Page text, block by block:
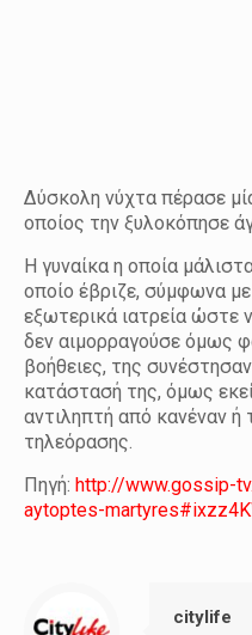
Δύσκολη νύχτα πέρασε
οποίος την ξυλοκόπησε
Η γυναίκα η οποία
οποίο έβριζε, σύμφωνα
εξωτερικά ιατρεία ώστε
δεν αιμορραγούσε όμως
βοήθειες, της
κατάστασή της, όμως
αντιληπτή από κανέναν ή
τηλεόρασης.
Πηγή:http://www.gossip-
aytoptes-
citylife